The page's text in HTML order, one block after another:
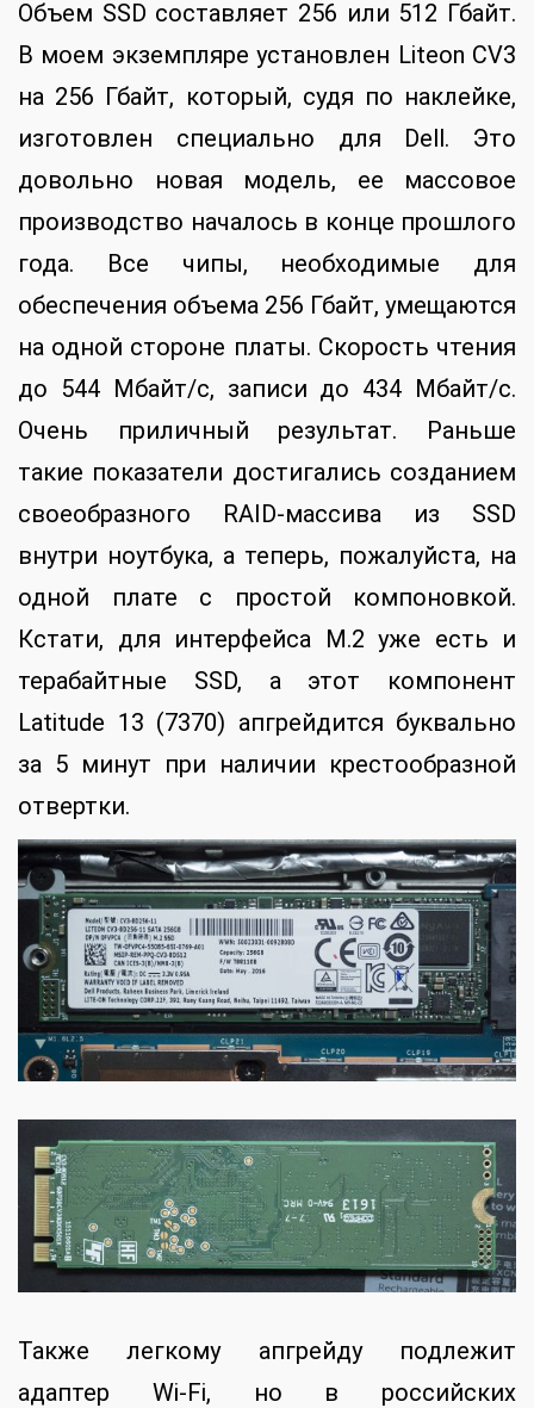
Объем SSD составляет 256 или 512 Гбайт.
В моем экземпляре установлен Liteon CV3
на 256 Гбайт, который, судя по наклейке,
изготовлен специально для Dell. Это
довольно новая модель, ее массовое
производство началось в конце прошлого
года. Все чипы, необходимые для
обеспечения объема 256 Гбайт, умещаются
на одной стороне платы. Скорость чтения
до 544 Мбайт/с, записи до 434 Мбайт/с.
Очень приличный результат. Раньше
такие показатели достигались созданием
своеобразного RAID-массива из SSD
внутри ноутбука, а теперь, пожалуйста, на
одной плате с простой компоновкой.
Кстати, для интерфейса M.2 уже есть и
терабайтные SSD, а этот компонент
Latitude 13 (7370) апгрейдится буквально
за 5 минут при наличии крестообразной
отвертки.
Также легкому апгрейду подлежит
адаптер Wi-Fi, но в российских